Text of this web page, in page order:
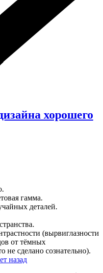
хорошего
гамма.
деталей.
(вырвиглазности
от тёмных
не сделано сознательно).
назад